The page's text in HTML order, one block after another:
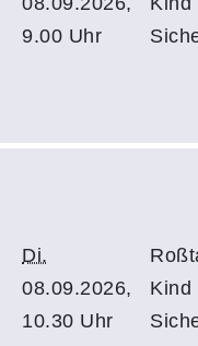
9.00 Uhr
Di.
08.09.2026,
10.30 Uhr
Kind